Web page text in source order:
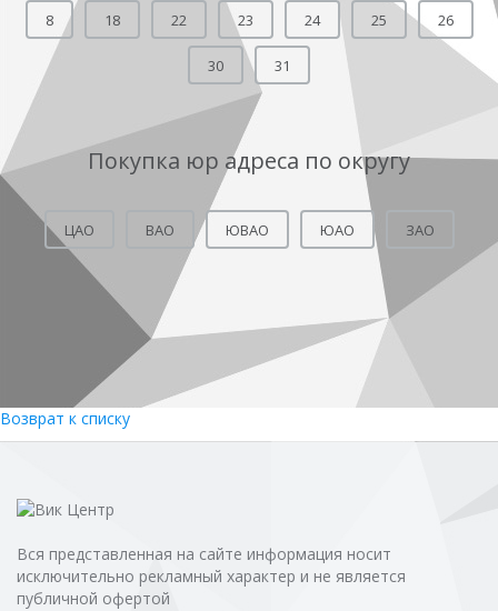
8 18 22 23 24 25 26
30 31
Покупка юр адреса по округу
ЦАО ВАО ЮВАО ЮАО ЗАО
Возврат к списку
Вся представленная на сайте информация носит
исключительно рекламный характер и не является
публичной офертой